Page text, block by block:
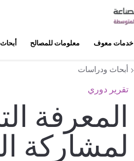
خدمات معوف معلومات للمصالح
أبحاث ودراسات
تقرير دوري
المعرفة
لمشاركة